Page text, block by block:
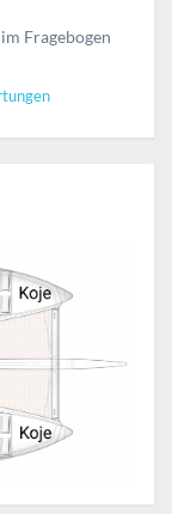
Fragebogen